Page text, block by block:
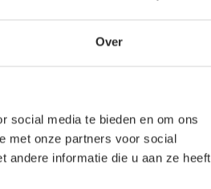
Over
social media te bieden en om ons
met onze partners voor social
andere informatie die u aan ze heeft